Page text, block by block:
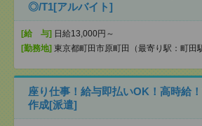
◎/T1[アルバイト]
[給 与] 日給13,000円～
[勤務地] 東京都町田市原町田（最寄り駅：町田
座り仕事！給与即払いOK！高時給
作成[派遣]